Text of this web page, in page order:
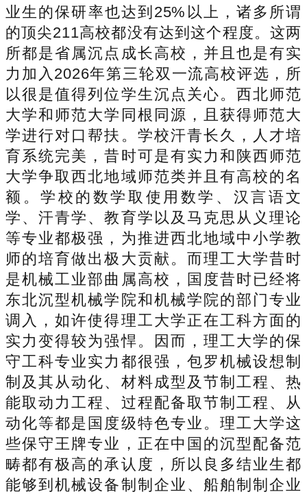
业生的保研率也达到25%以上，诸多所谓
的顶尖211高校都没有达到这个程度。这两
所都是省属沉点成长高校，并且也是有实
力加入2026年第三轮双一流高校评选，所
以很是值得列位学生沉点关心。西北师范
大学和师范大学同根同源，且获得师范大
学进行对口帮扶。学校汗青长久，人才培
育系统完美，昔时可是有实力和陕西师范
大学争取西北地域师范类并且有高校的名
额。学校的数学取使用数学、汉言语文
学、汗青学、教育学以及马克思从义理论
等专业都极强，为推进西北地域中小学教
师的培育做出极大贡献。而理工大学昔时
是机械工业部曲属高校，国度昔时已经将
东北沉型机械学院和机械学院的部门专业
调入，如许使得理工大学正在工科方面的
实力变得较为强悍。因而，理工大学的保
守工科专业实力都很强，包罗机械设想制
制及其从动化、材料成型及节制工程、热
能取动力工程、过程配备取节制工程、从
动化等都是国度级特色专业。理工大学这
些保守王牌专业，正在中国的沉型配备范
畴都有极高的承认度，所以良多结业生都
能够到机械设备制制企业、船舶制制企业